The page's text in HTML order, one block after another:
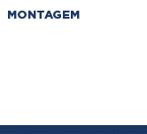
MONTAGEM